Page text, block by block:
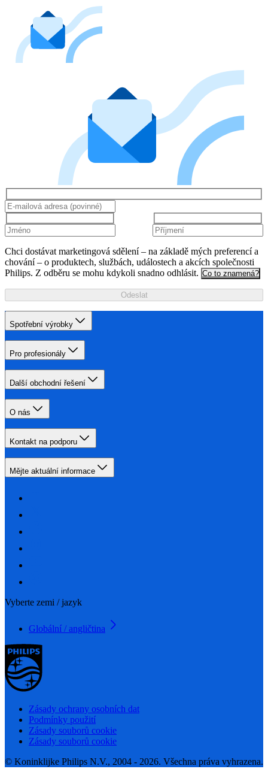
Chci dostávat marketingová sdělení – na základě mých preferencí a
chování – o produktech, službách, událostech a akcích společnosti
Philips. Z odběru se mohu kdykoli snadno odhlásit. Co to znamená?
Odeslat
Spotřební výrobky
Pro profesionály
Další obchodní řešení
O nás
Kontakt na podporu
Mějte aktuální informace
Vyberte zemi / jazyk
Globální / angličtina
Zásady ochrany osobních dat
Podmínky použití
Zásady souborů cookie
Zásady souborů cookie
© Koninklijke Philips N.V., 2004 - 2026. Všechna práva vyhrazena.